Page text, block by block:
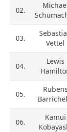
02.
03.
Vettel
04.
Lewis
05.
Rubens
06.
Kamui